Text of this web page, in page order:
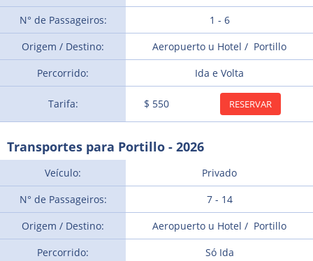
N° de Passageiros:
1 - 6
Origem / Destino:
Aeropuerto u Hotel / Portillo
Percorrido:
Ida e Volta
Tarifa: $ 550 RESERVAR
Transportes para Portillo - 2026
Veículo:
Privado
N° de Passageiros:
7 - 14
Origem / Destino:
Aeropuerto u Hotel / Portillo
Percorrido:
Só Ida